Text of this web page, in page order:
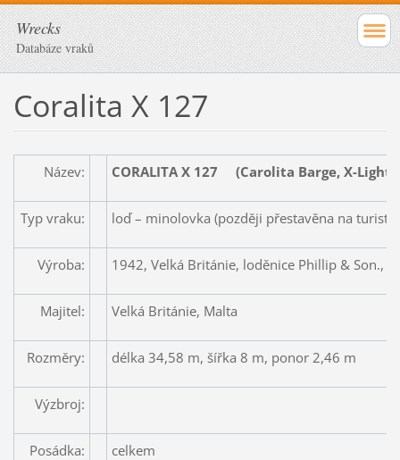
Wrecks
Databáze vraků
Coralita X 127
Název: CORALITA X 127 (Carolita Barge, X-
Typ vraku: loď – minolovka (později přestavěna na
Výroba: 1942, Velká Británie, loděnice Phillip & Son.,
Majitel: Velká Británie, Malta
Rozměry: délka 34,58 m, šířka 8 m, ponor 2,46 m
Výzbroj:
Posádka: celkem